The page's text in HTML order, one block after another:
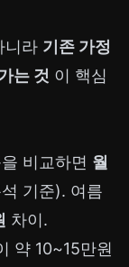
니라 기존 가정
는 것 이 핵심
비교하면 월
기준). 여름
차이.
약 10~15만원